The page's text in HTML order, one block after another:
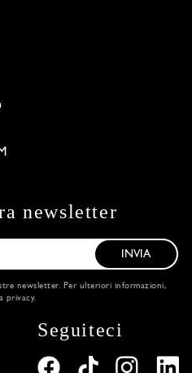
newsletter
INVIA
newsletter. Per ulteriori informazioni,
privacy.
Seguiteci